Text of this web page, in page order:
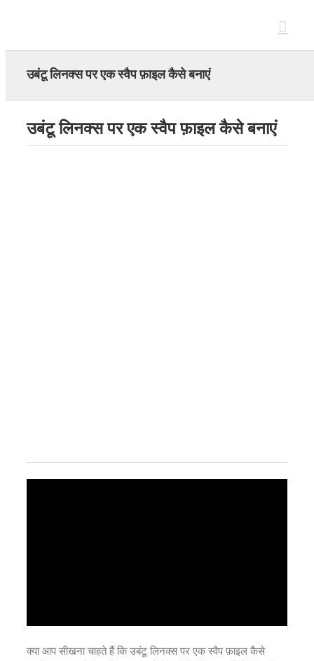
उबंटू लिनक्स पर एक स्वैप फ़ाइल कैसे बनाएं
उबंटू लिनक्स पर एक स्वैप फ़ाइल कैसे बनाएं
क्या आप सीखना चाहते हैं कि उबंटू लिनक्स पर एक स्वैप फ़ाइल कैसे